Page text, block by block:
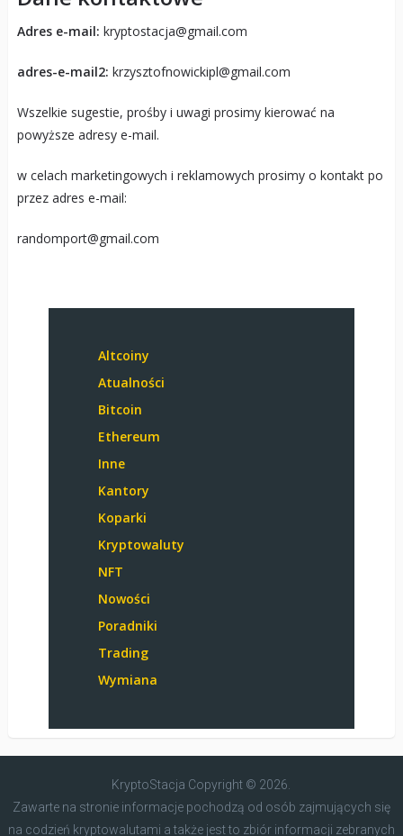
Adres e-mail: kryptostacja@gmail.com
adres-e-mail2: krzysztofnowickipl@gmail.com
Wszelkie sugestie, prośby i uwagi prosimy kierować na
powyższe adresy e-mail.
w celach marketingowych i reklamowych prosimy o kontakt po
przez adres e-mail:
randomport@gmail.com
Altcoiny
Atualności
Bitcoin
Ethereum
Inne
Kantory
Koparki
Kryptowaluty
NFT
Nowości
Poradniki
Trading
Wymiana
KryptoStacja Copyright © 2026.
Zawarte na stronie informacje pochodzą od osób zajmujących się
na codzień kryptowalutami a także jest to zbiór informacji zebranych